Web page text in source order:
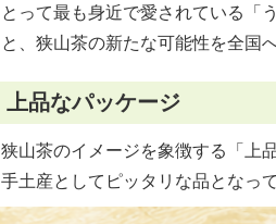
とって最も身近で愛されている「
と、狭山茶の新たな可能性を全国
上品なパッケージ
狭山茶のイメージを象徴する「上
手土産としてピッタリな品となって